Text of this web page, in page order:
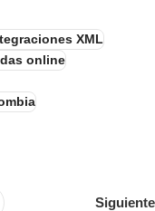
XML
online
Siguiente